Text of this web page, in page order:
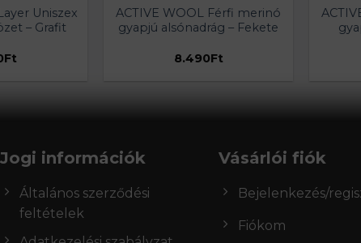
Uniszex
– Grafit
Ft
ACTIVE WOOL Férfi merinó
gyapjú alsónadrág – Fekete
8.490Ft
Jogi információk
Általános szerződési
feltételek
Vásárlói fiók
Bejelenkezés/
Fiókom